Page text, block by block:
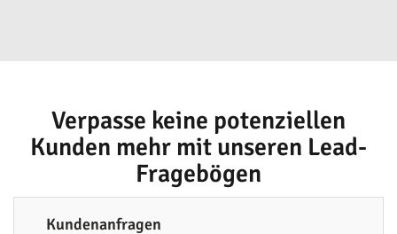
Verpasse keine potenziellen
Kunden mehr mit unseren Lead-
Fragebögen
Kundenanfragen